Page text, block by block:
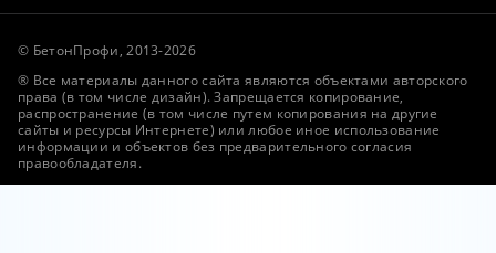
© БетонПрофи, 2013-2026
® Все материалы данного сайта являются объектами авторского
права (в том числе дизайн). Запрещается копирование,
распространение (в том числе путем копирования на другие
сайты и ресурсы Интернете) или любое иное использование
информации и объектов без предварительного согласия
правообладателя.